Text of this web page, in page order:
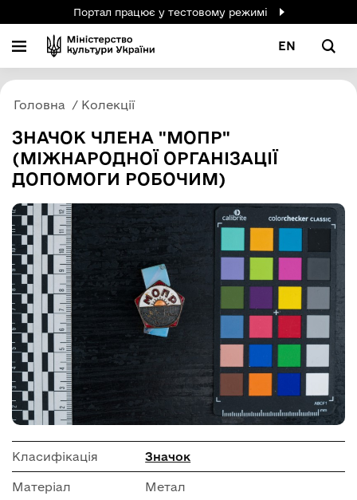
Портал працює у тестовому режимі
EN
Головна Колекції
ЗНАЧОК ЧЛЕНА "МОПР"
(МІЖНАРОДНОЇ ОРГАНІЗАЦІЇ
ДОПОМОГИ РОБОЧИМ)
Класифікація Значок
Матеріал Метал